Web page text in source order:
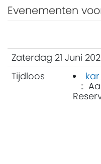
Evenementen
Zaterdag 21 Juni
Tijdloos
::